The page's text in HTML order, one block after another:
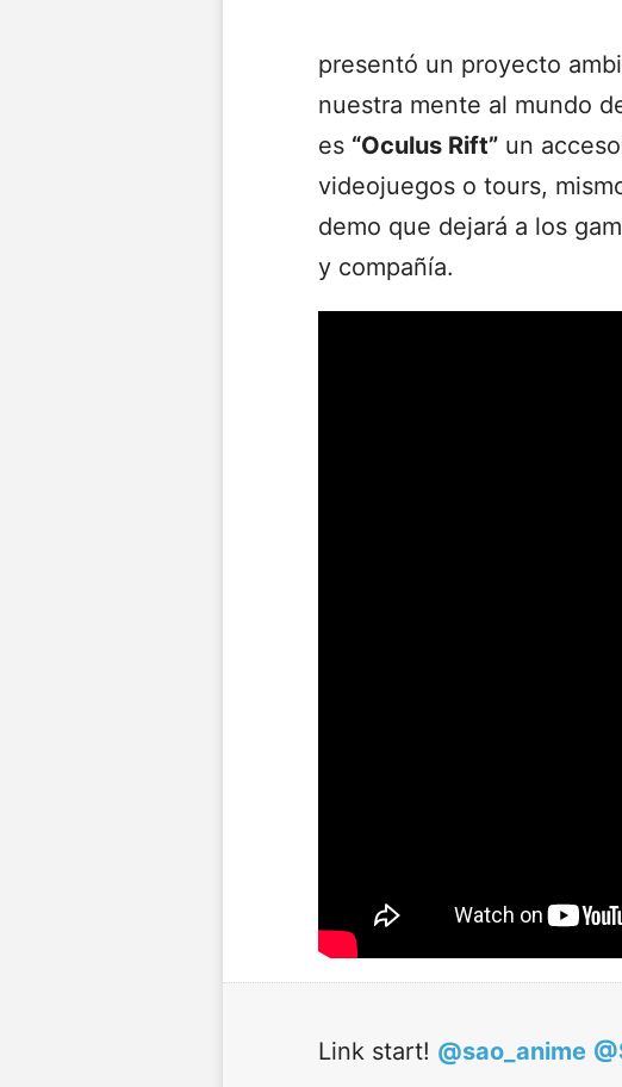
presentó un proyecto
nuestra mente al mundo
es “Oculus Rift” un
videojuegos o tours,
demo que dejará a los
y compañía.
Link start! @sao_anime